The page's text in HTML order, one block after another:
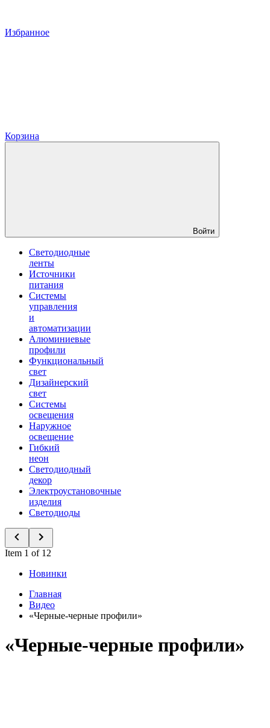
Избранное
Корзина
Войти
Светодиодные
ленты
Источники
питания
Системы
управления
и
автоматизации
Алюминиевые
профили
Функциональный
свет
Дизайнерский
свет
Системы
освещения
Наружное
освещение
Гибкий
неон
Светодиодный
декор
Электроустановочные
изделия
Светодиоды
Item 1 of 12
Новинки
Главная
Видео
«Черные-черные профили»
«Черные-черные профили»